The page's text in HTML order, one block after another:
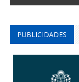
PUBLICIDADES